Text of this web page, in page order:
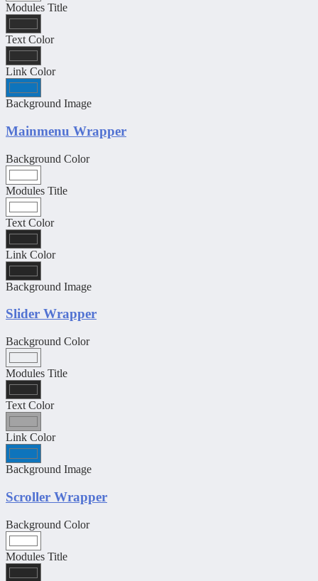
Modules Title
Text Color
Link Color
Background Image
Mainmenu Wrapper
Background Color
Modules Title
Text Color
Link Color
Background Image
Slider Wrapper
Background Color
Modules Title
Text Color
Link Color
Background Image
Scroller Wrapper
Background Color
Modules Title